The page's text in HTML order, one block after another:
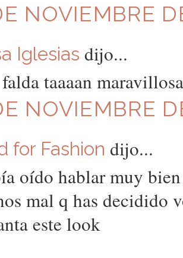
NOVIEMBRE
Iglesias dijo...
taaaan maravillosa
NOVIEMBRE
for Fashion dijo...
oído hablar muy
mal q has decidido
este look